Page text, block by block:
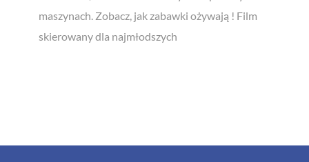
maszynach. Zobacz, jak zabawki ożywają ! Film
skierowany dla najmłodszych